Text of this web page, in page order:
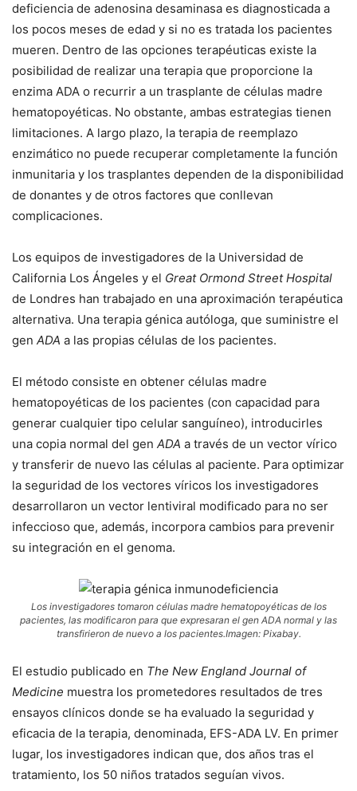
deficiencia de adenosina desaminasa es diagnosticada a
los pocos meses de edad y si no es tratada los pacientes
mueren. Dentro de las opciones terapéuticas existe la
posibilidad de realizar una terapia que proporcione la
enzima ADA o recurrir a un trasplante de células madre
hematopoyéticas. No obstante, ambas estrategias tienen
limitaciones. A largo plazo, la terapia de reemplazo
enzimático no puede recuperar completamente la función
inmunitaria y los trasplantes dependen de la disponibilidad
de donantes y de otros factores que conllevan
complicaciones.
Los equipos de investigadores de la Universidad de
California Los Ángeles y el Great Ormond Street Hospital
de Londres han trabajado en una aproximación terapéutica
alternativa. Una terapia génica autóloga, que suministre el
gen ADA a las propias células de los pacientes.
El método consiste en obtener células madre
hematopoyéticas de los pacientes (con capacidad para
generar cualquier tipo celular sanguíneo), introducirles
una copia normal del gen ADA a través de un vector vírico
y transferir de nuevo las células al paciente. Para optimizar
la seguridad de los vectores víricos los investigadores
desarrollaron un vector lentiviral modificado para no ser
infeccioso que, además, incorpora cambios para prevenir
su integración en el genoma.
Los investigadores tomaron células madre hematopoyéticas de los
pacientes, las modificaron para que expresaran el gen ADA normal y las
transfirieron de nuevo a los pacientes.Imagen: Pixabay.
El estudio publicado en The New England Journal of
Medicine muestra los prometedores resultados de tres
ensayos clínicos donde se ha evaluado la seguridad y
eficacia de la terapia, denominada, EFS-ADA LV. En primer
lugar, los investigadores indican que, dos años tras el
tratamiento, los 50 niños tratados seguían vivos.